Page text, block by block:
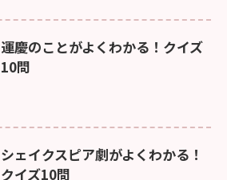
運慶のことがよくわかる！クイズ
10問
シェイクスピア劇がよくわかる！
クイズ10問